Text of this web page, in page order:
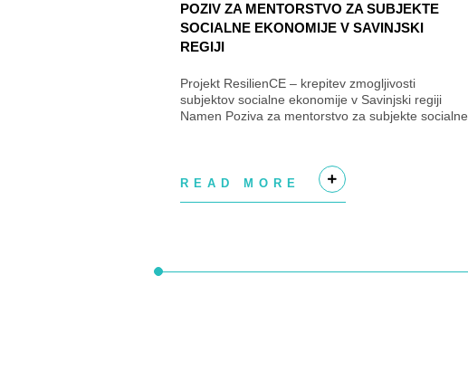
POZIV ZA MENTORSTVO ZA SUBJEKTE
SOCIALNE EKONOMIJE V SAVINJSKI
REGIJI
Projekt ResilienCE – krepitev zmogljivosti
subjektov socialne ekonomije v Savinjski regiji
Namen Poziva za mentorstvo za subjekte socialne
READ MORE
+